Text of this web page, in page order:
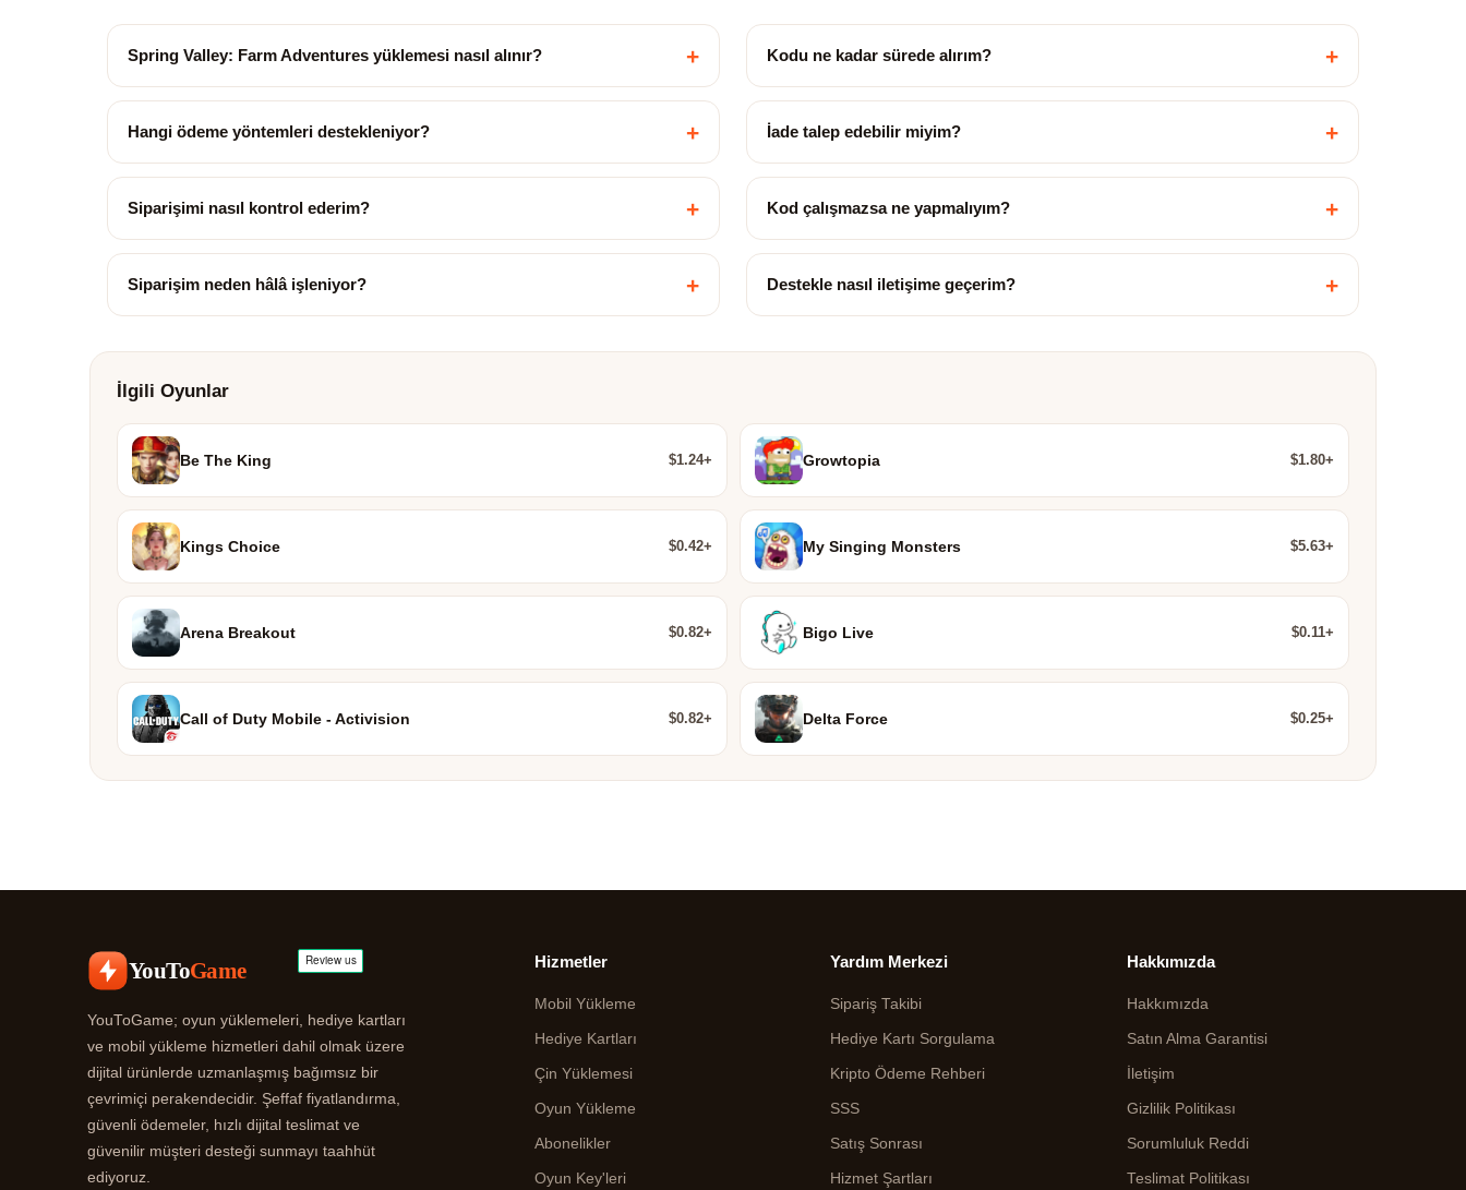
Spring Valley: Farm Adventures yüklemesi nasıl alınır? + Kodu ne kadar sürede alırım? +
Hangi ödeme yöntemleri destekleniyor? + İade talep edebilir miyim? +
Siparişimi nasıl kontrol ederim? + Kod çalışmazsa ne yapmalıyım? +
Siparişim neden hâlâ işleniyor? + Destekle nasıl iletişime geçerim? +
İlgili Oyunlar
Be The King $1.24+ Growtopia $1.80+
Kings Choice $0.42+ My Singing Monsters $5.63+
Arena Breakout $0.82+ Bigo Live $0.11+
Call of Duty Mobile - Activision $0.82+ Delta Force $0.25+
YouToGame
YouToGame; oyun yüklemeleri, hediye kartları
ve mobil yükleme hizmetleri dahil olmak üzere
dijital ürünlerde uzmanlaşmış bağımsız bir
çevrimiçi perakendecidir. Şeffaf fiyatlandırma,
güvenli ödemeler, hızlı dijital teslimat ve
güvenilir müşteri desteği sunmayı taahhüt
ediyoruz.
Hizmetler
Mobil Yükleme
Hediye Kartları
Çin Yüklemesi
Oyun Yükleme
Abonelikler
Oyun Key'leri
Yardım Merkezi
Sipariş Takibi
Hediye Kartı Sorgulama
Kripto Ödeme Rehberi
SSS
Satış Sonrası
Hizmet Şartları
Hakkımızda
Hakkımızda
Satın Alma Garantisi
İletişim
Gizlilik Politikası
Sorumluluk Reddi
Teslimat Politikası